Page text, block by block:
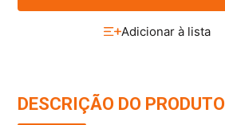
DESCRIÇÃO DO PRODUTO